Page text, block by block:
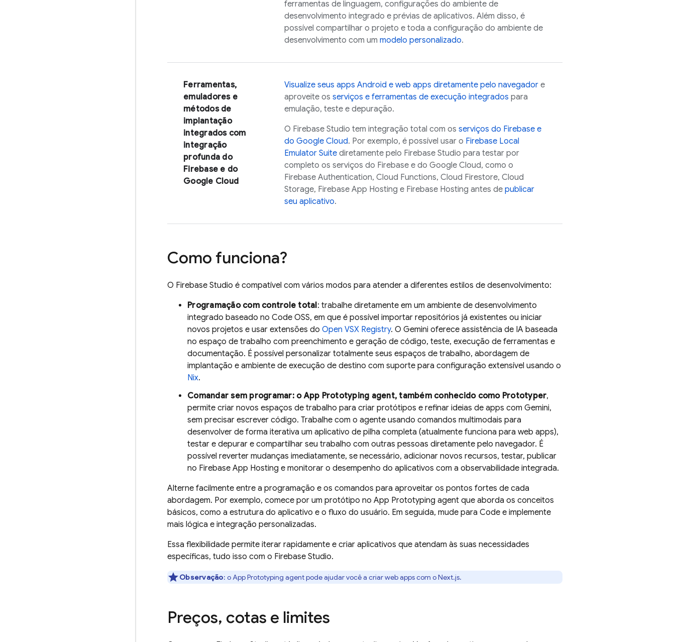
ferramentas de linguagem, configurações do ambiente de
desenvolvimento integrado e prévias de aplicativos. Além disso, é
possível compartilhar o projeto e toda a configuração do ambiente de
desenvolvimento com um modelo personalizado.
Ferramentas,
emuladores e
métodos de
implantação
integrados com
integração
profunda do
Firebase e do
Google Cloud
Visualize seus apps Android e web apps diretamente pelo navegador e
aproveite os serviços e ferramentas de execução integrados para
emulação, teste e depuração.
O Firebase Studio tem integração total com os serviços do Firebase e
do Google Cloud. Por exemplo, é possível usar o Firebase Local
Emulator Suite diretamente pelo Firebase Studio para testar por
completo os serviços do Firebase e do Google Cloud, como o
Firebase Authentication, Cloud Functions, Cloud Firestore, Cloud
Storage, Firebase App Hosting e Firebase Hosting antes de publicar
seu aplicativo.
Como funciona?
O Firebase Studio é compatível com vários modos para atender a diferentes estilos de desenvolvimento:
Programação com controle total: trabalhe diretamente em um ambiente de desenvolvimento
integrado baseado no Code OSS, em que é possível importar repositórios já existentes ou iniciar
novos projetos e usar extensões do Open VSX Registry. O Gemini oferece assistência de IA baseada
no espaço de trabalho com preenchimento e geração de código, teste, execução de ferramentas e
documentação. É possível personalizar totalmente seus espaços de trabalho, abordagem de
implantação e ambiente de execução de destino com suporte para configuração extensível usando o
Nix.
Comandar sem programar: oApp Prototyping agent, também conhecido como Prototyper,
permite criar novos espaços de trabalho para criar protótipos e refinar ideias de apps com Gemini,
sem precisar escrever código. Trabalhe com o agente usando comandos multimodais para
desenvolver de forma iterativa um aplicativo de pilha completa (atualmente funciona para web apps),
testar e depurar e compartilhar seu trabalho com outras pessoas diretamente pelo navegador. É
possível reverter mudanças imediatamente, se necessário, adicionar novos recursos, testar, publicar
no Firebase App Hosting e monitorar o desempenho do aplicativos com a observabilidade integrada.
Alterne facilmente entre a programação e os comandos para aproveitar os pontos fortes de cada
abordagem. Por exemplo, comece por um protótipo no App Prototyping agent que aborda os conceitos
básicos, como a estrutura do aplicativo e o fluxo do usuário. Em seguida, mude para Code e implemente
mais lógica e integração personalizadas.
Essa flexibilidade permite iterar rapidamente e criar aplicativos que atendam às suas necessidades
específicas, tudo isso com o Firebase Studio.
Observação: oApp Prototyping agentpode ajudar você a criar web apps com o Next.js.
Preços, cotas e limites